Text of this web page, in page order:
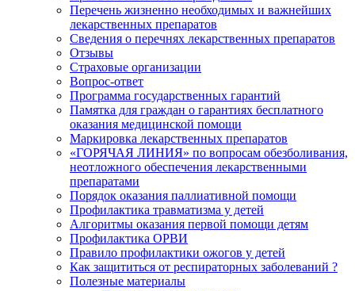
Перечень жизненно необходимых и важнейших
лекарственных препаратов
Сведения о перечнях лекарственных препаратов
Отзывы
Страховые организации
Вопрос-ответ
Программа государственных гарантий
Памятка для граждан о гарантиях бесплатного
оказания медицинской помощи
Маркировка лекарственных препаратов
«ГОРЯЧАЯ ЛИНИЯ» по вопросам обезболивания,
неотложного обеспечения лекарственными
препаратами
Порядок оказания паллиативной помощи
Профилактика травматизма у детей
Алгоритмы оказания первой помощи детям
Профилактика ОРВИ
Правило профилактики ожогов у детей
Как защититься от респираторных заболеваний ?
Полезные материалы